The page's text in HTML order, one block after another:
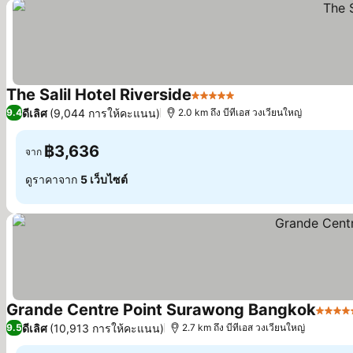
The Salil Hotel Riverside5 ดาว
9.4ดีเลิศ (9,044 การให้คะแนน) 2.0 km ถึง บีทีเอส วงเวียนใหญ่
จาก ฿3,636
ดูราคาจาก 5 เว็บไซต์
Grande Centre Point Surawong Bangkok5 ดาว
9.5ดีเลิศ (10,913 การให้คะแนน) 2.7 km ถึง บีทีเอส วงเวียนใหญ่